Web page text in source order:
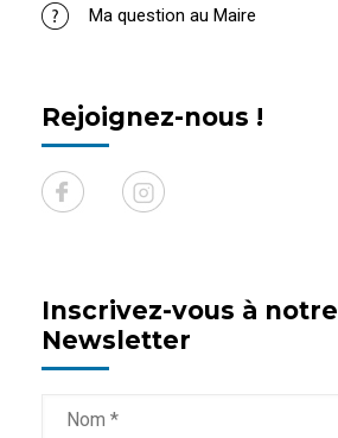
Ma question au Maire
Rejoignez-nous !
Inscrivez-vous à notre
Newsletter